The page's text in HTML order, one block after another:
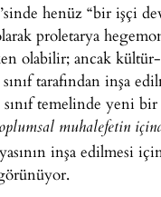
henüz “bir işçi
proletarya
olabilir; ancak
tarafından inşa
sınıf temelinde yeni bir
muhalefetin
inşa edilmesi